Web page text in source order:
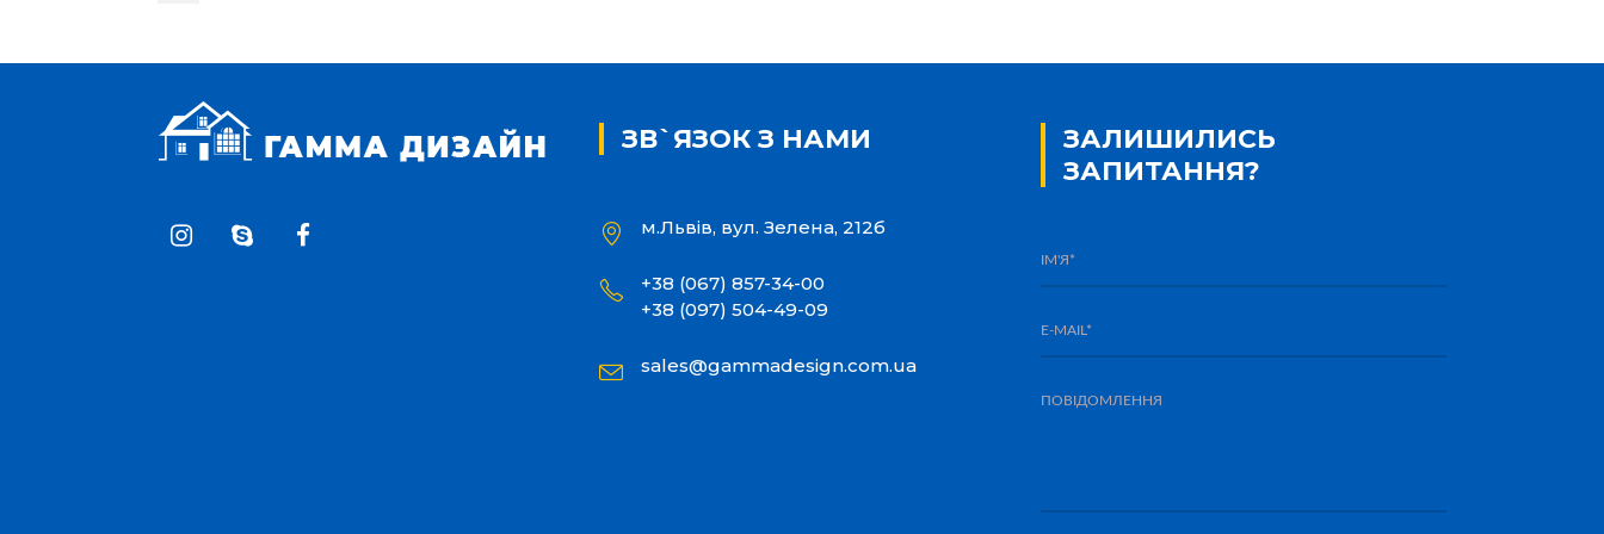
ЗВ`ЯЗОК З НАМИ
м.Львів, вул. Зелена, 212б
+38 (067) 857-34-00
+38 (097) 504-49-09
sales@gammadesign.com.ua
ЗАЛИШИЛИСЬ
ЗАПИТАННЯ?